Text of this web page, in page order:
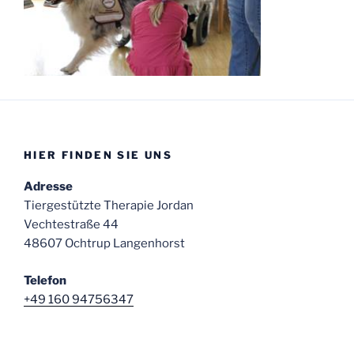
HIER FINDEN SIE UNS
Adresse
Tiergestützte Therapie Jordan
Vechtestraße 44
48607 Ochtrup Langenhorst
Telefon
+49 160 94756347